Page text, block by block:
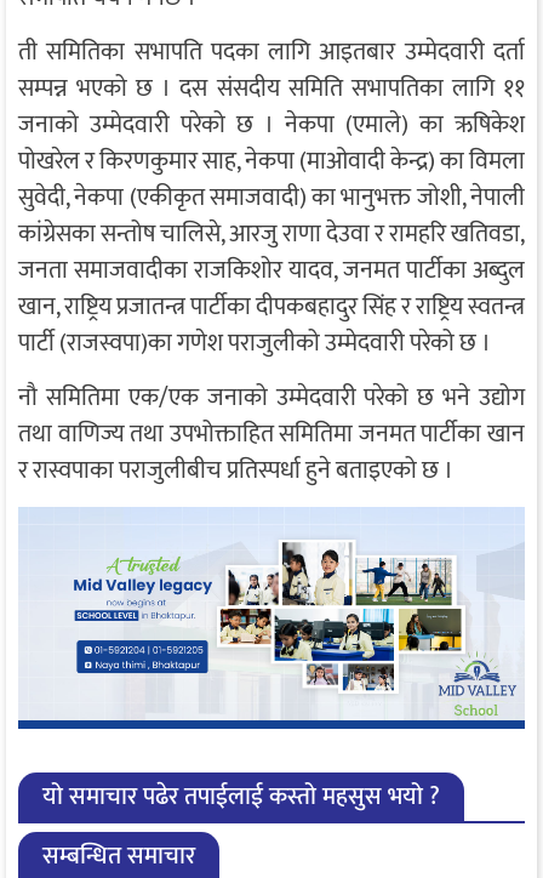
ती समितिका सभापति पदका लागि आइतबार उम्मेदवारी दर्ता
सम्पन्न भएको छ । दस संसदीय समिति सभापतिका लागि ११
जनाको उम्मेदवारी परेको छ । नेकपा (एमाले) का ऋषिकेश
पोखरेल र किरणकुमार साह, नेकपा (माओवादी केन्द्र) का विमला
सुवेदी, नेकपा (एकीकृत समाजवादी) का भानुभक्त जोशी, नेपाली
कांग्रेसका सन्तोष चालिसे, आरजु राणा देउवा र रामहरि खतिवडा,
जनता समाजवादीका राजकिशोर यादव, जनमत पार्टीका अब्दुल
खान, राष्ट्रिय प्रजातन्त्र पार्टीका दीपकबहादुर सिंह र राष्ट्रिय स्वतन्त्र
पार्टी (राजस्वपा)का गणेश पराजुलीको उम्मेदवारी परेको छ ।
नौ समितिमा एक/एक जनाको उम्मेदवारी परेको छ भने उद्योग
तथा वाणिज्य तथा उपभोक्ताहित समितिमा जनमत पार्टीका खान
र रास्वपाका पराजुलीबीच प्रतिस्पर्धा हुने बताइएको छ ।
यो समाचार पढेर तपाईलाई कस्तो महसुस भयो ?
सम्बन्धित समाचार